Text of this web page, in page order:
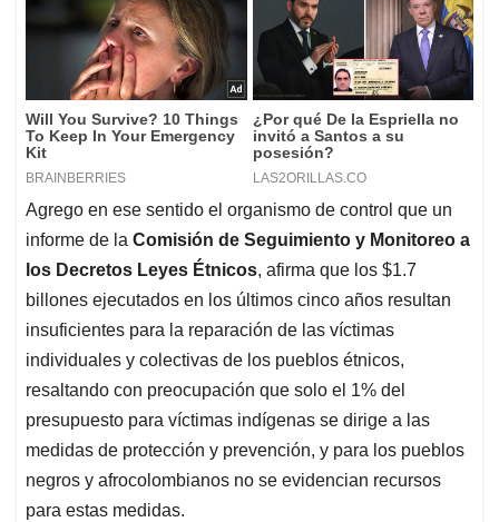
Agrego en ese sentido el organismo de control que un
informe de la Comisión de Seguimiento y Monitoreo a
los Decretos Leyes Étnicos, afirma que los $1.7
billones ejecutados en los últimos cinco años resultan
insuficientes para la reparación de las víctimas
individuales y colectivas de los pueblos étnicos,
resaltando con preocupación que solo el 1% del
presupuesto para víctimas indígenas se dirige a las
medidas de protección y prevención, y para los pueblos
negros y afrocolombianos no se evidencian recursos
para estas medidas.